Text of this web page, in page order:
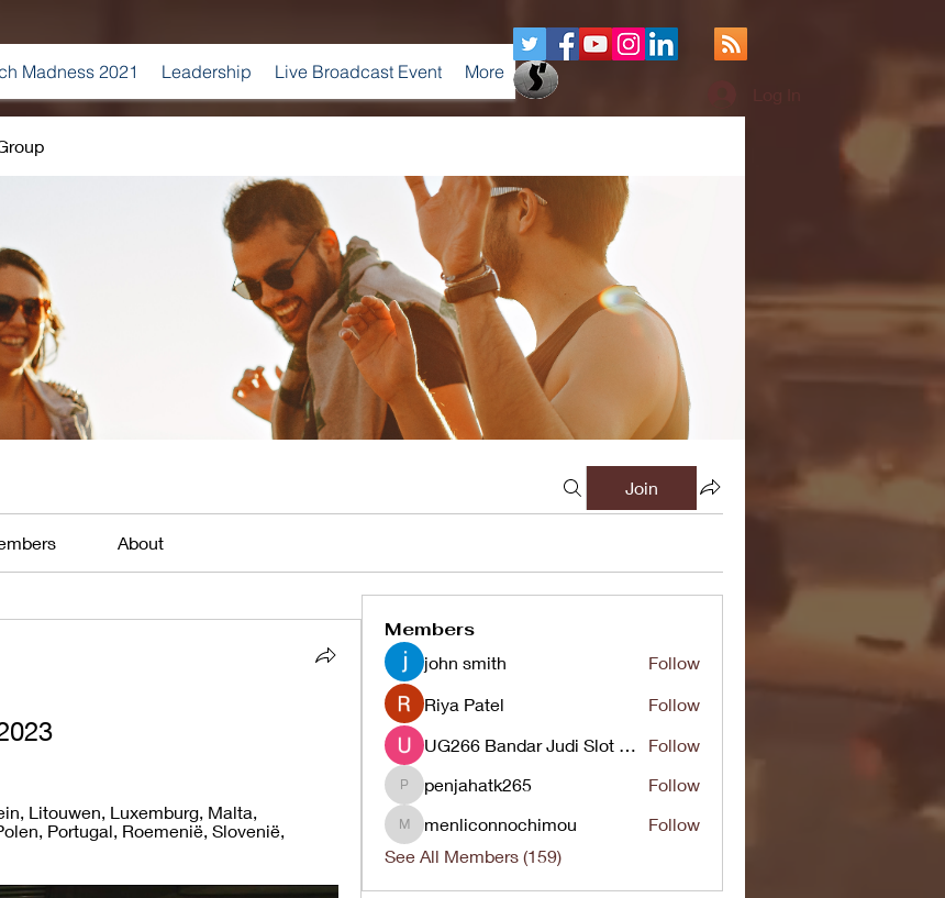
Madness 2021 Leadership Live Broadcast Event More
Join
About
Litouwen, Luxemburg, Malta,
Portugal, Roemenië, Slovenië,
Members
john smith
Follow
Riya Patel
Follow
UG266 Bandar Judi Slot Online Live RTP Slot Gacor Tertinggi
Follow
penjahatk265
penjahatk265 Follow
menliconnochimou
menliconnochimou
Follow
See All Members (159)